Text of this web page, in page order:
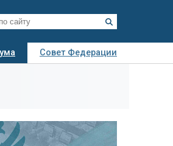
Совет Федерации